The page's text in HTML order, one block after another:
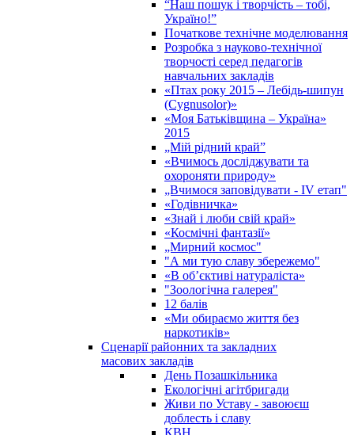
“Наш пошук і творчість – тобі,
Україно!”
Початкове технічне моделювання
Розробка з науково-технічної
творчості серед педагогів
навчальних закладів
«Птах року 2015 – Лебідь-шипун
(Cygnusolor)»
«Моя Батьківщина – Україна»
2015
„Мій рідний край”
«Вчимось досліджувати та
охороняти природу»
„Вчимося заповідувати - ІV етап"
«Годівничка»
«Знай і люби свій край»
«Космічні фантазії»
„Мирний космос"
"А ми тую славу збережемо"
«В об’єктиві натураліста»
"Зоологічна галерея"
12 балів
«Ми обираємо життя без
наркотиків»
Сценарії районних та закладних
масових закладів
День Позашкільника
Екологічні агітбригади
Живи по Уставу - завоюєш
доблесть і славу
КВН